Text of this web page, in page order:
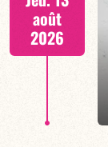
août
2026